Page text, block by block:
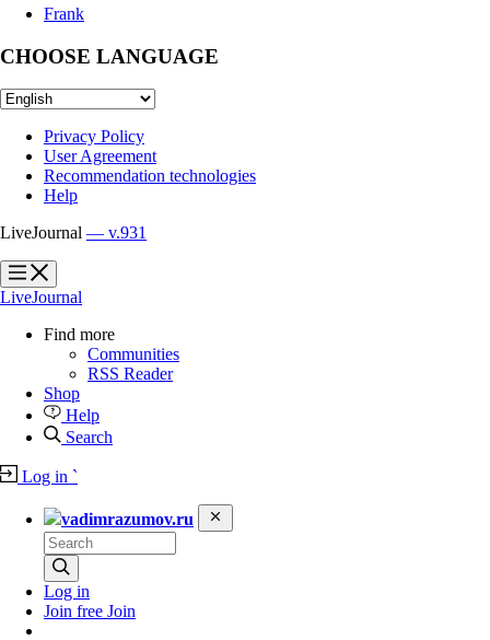
Frank
CHOOSE LANGUAGE
Privacy Policy
User Agreement
Recommendation technologies
Help
LiveJournal — v.931
?
?
LiveJournal
Find more
Communities
RSS Reader
Shop
Help
Search
Log in `
vadimrazumov.ru
Log in
Join free Join